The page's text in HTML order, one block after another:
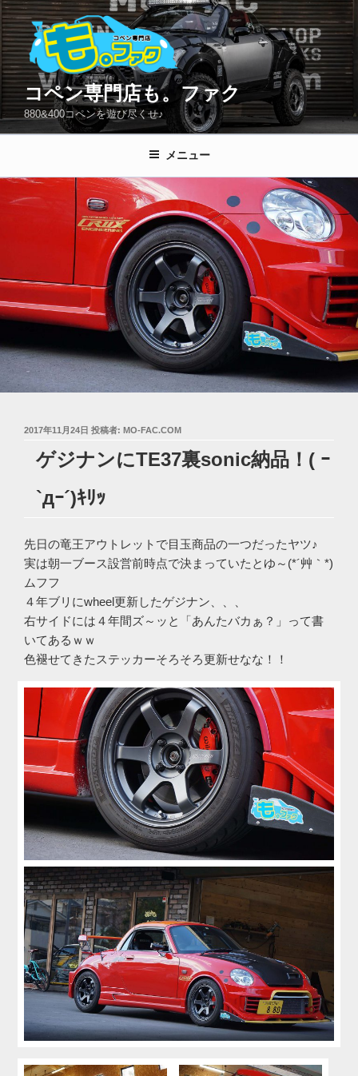
コ
ン
テ
ン
ツ
へ
ス
プ
コペン専門店も。ファク
880&400コペンを遊び尽くせ♪
メニュー
投
2017年11月24日 投稿者: MO-FAC.COM
ゲジナンにTE37裏sonic納品！( ｰ
`дｰ´)ｷﾘｯ
先日の竜王アウトレットで目玉商品の一つだったヤツ♪
実は朝一ブース設営前時点で決まっていたとゆ～(*´艸｀*)
ムフフ
４年ブリにwheel更新したゲジナン、、、
右サイドには４年間ズ～ッと「あんたバカぁ？」って書
いてあるｗｗ
色褪せてきたステッカーそろそろ更新せなな！！